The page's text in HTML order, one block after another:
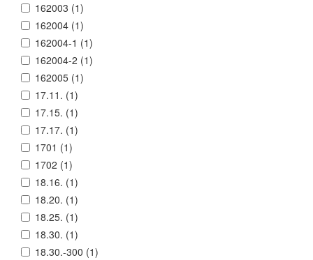
162003 (1)
162004 (1)
162004-1 (1)
162004-2 (1)
162005 (1)
17.11. (1)
17.15. (1)
17.17. (1)
1701 (1)
1702 (1)
18.16. (1)
18.20. (1)
18.25. (1)
18.30. (1)
18.30.-300 (1)